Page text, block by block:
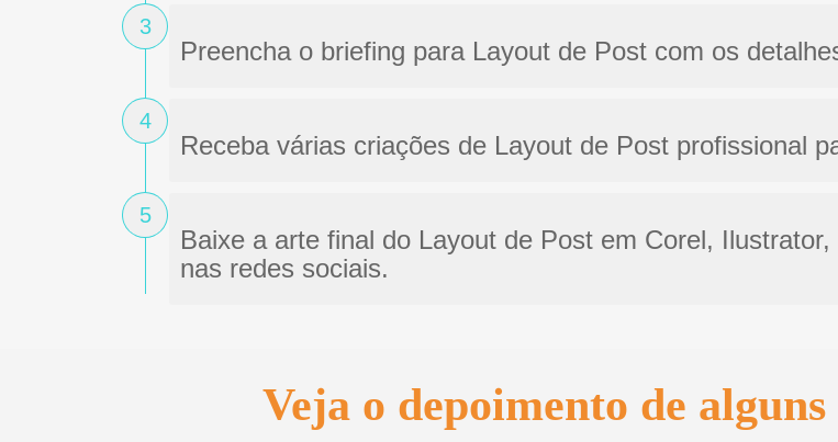
3
Preencha o briefing para Layout de Post com os
4
Receba várias criações de Layout de Post profissional
5
Baixe a arte final do Layout de Post em Corel,
nas redes sociais.
Veja o depoimento de alguns